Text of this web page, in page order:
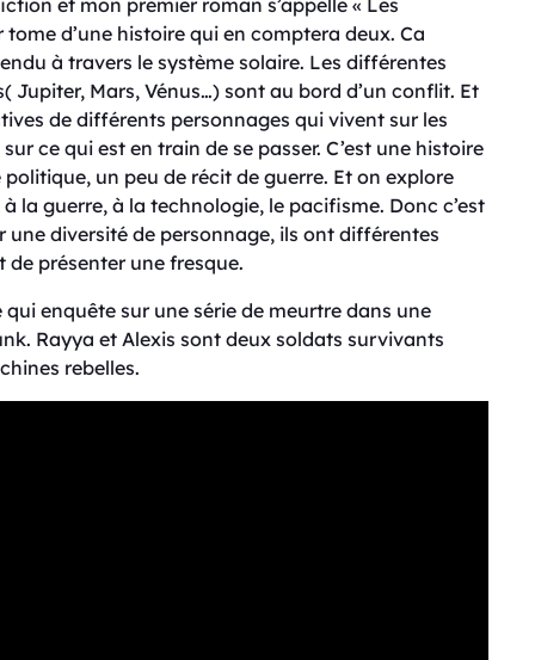
et mon premier roman s’appelle « Les
tome d’une histoire qui en comptera deux. Ca
à travers le système solaire. Les différentes
Mars, Vénus…) sont au bord d’un conflit. Et
de différents personnages qui vivent sur les
ce qui est en train de se passer. C’est une histoire
un peu de récit de guerre. Et on explore
la guerre, à la technologie, le pacifisme. Donc c’est
une diversité de personnage, ils ont différentes
de présenter une fresque.
enquête sur une série de meurtre dans une
Rayya et Alexis sont deux soldats survivants
rebelles.